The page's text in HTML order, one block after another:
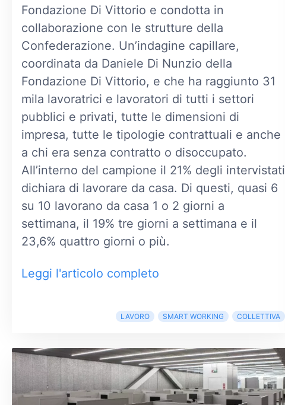
Fondazione Di Vittorio e condotta in
collaborazione con le strutture della
Confederazione. Un’indagine capillare,
coordinata da Daniele Di Nunzio della
Fondazione Di Vittorio, e che ha raggiunto 31
mila lavoratrici e lavoratori di tutti i settori
pubblici e privati, tutte le dimensioni di
impresa, tutte le tipologie contrattuali e anche
a chi era senza contratto o disoccupato.
All’interno del campione il 21% degli intervistati
dichiara di lavorare da casa. Di questi, quasi 6
su 10 lavorano da casa 1 o 2 giorni a
settimana, il 19% tre giorni a settimana e il
23,6% quattro giorni o più.
Leggi l'articolo completo
LAVORO SMART WORKING COLLETTIVA